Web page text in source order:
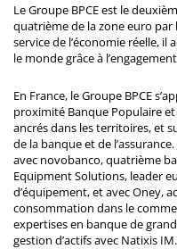
Le Groupe BPCE est le
quatrième de la zone euro
service de l’économie réelle, il
le monde grâce à
En France, le Groupe BPCE
proximité Banque Populaire
ancrés dans les territoires, et
de la banque et de
avec novobanco, quatrième
Equipment Solutions, leader
d’équipement, et avec Oney,
consommation dans le
expertises en banque de
gestion d’actifs avec Natixis IM.